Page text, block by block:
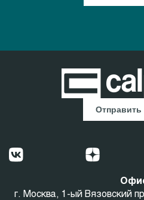
Отправить
г. Москва, 1-ый Вязовский